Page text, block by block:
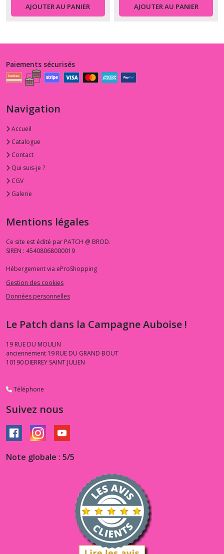
AJOUTER AU PANIER AJOUTER AU PANIER
Paiements sécurisés
Navigation
Accueil
Catalogue
Contact
Qui suis-je ?
CGV
Galerie
Mentions légales
Ce site est édité par PATCH @ BROD.
SIREN : 45408068000019
Hébergement via eProShopping
Gestion des cookies
Données personnelles
Le Patch dans la Campagne Auboise !
19 RUE DU MOULIN
anciennement 19 RUE DU GRAND BOUT
10190 DIERREY SAINT JULIEN
Téléphone
Suivez nous
Note globale : 5/5